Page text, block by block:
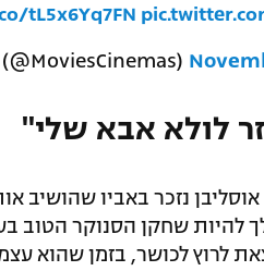
tL5x6Yq7FN
לולא אבא שלי"
נזכר באביו שהושיב
להיות שחקן הסנוקר הטוב
לרוץ לכושר, בזמן שהוא